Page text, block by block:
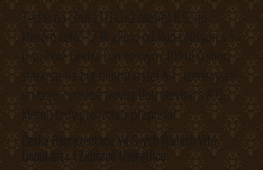
Teď si na chuť z UTG+2 otevřel K 9, po
kterém čelil” “73K allinu od Rona Nissim s 5
five. Poté Ondra Lón se svým 100 000 short
stackem na big blindu našel A T, které vyslal
do boje. Smolně zrovna Bob otevíral s A Q,
kterou tedy pro izolaci přeposlal.
Česká Reprezentace Ve Svých Řadách Vítá
Debutanty I Zkušené Navrátilce